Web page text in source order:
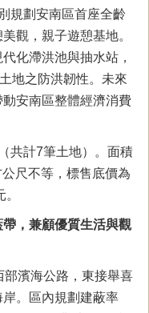
規劃安南區首座全齡
觀，親子遊憩基地。
化滯洪池與抽水站，
地之防洪韌性。未來
安南區整體經濟消費
共計7筆土地）。面積
尺不等，標售底價為
，兼顧優質生活與觀
濱海公路，東接舉喜
。區內規劃建蔽率